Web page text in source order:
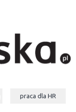
praca dla HR